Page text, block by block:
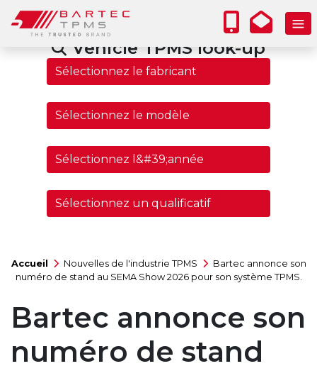
Vehicle TPMS look-up
Accueil Nouvelles de l'industrie TPMS
Bartec annonce son
numéro de stand au SEMA Show 2026 pour son système TPMS.
Bartec annonce son
numéro de stand